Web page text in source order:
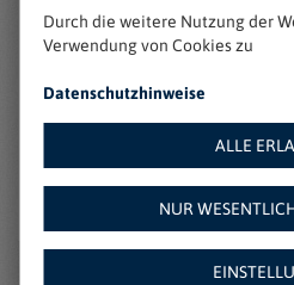
Keine
Durch die weitere Nutzung der
Verwendung von Cookies zu
Datenschutzhinweise
ALLE
NUR